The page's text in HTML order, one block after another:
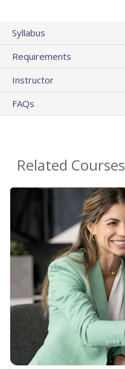
Syllabus
Requirements
Instructor
FAQs
Related Courses